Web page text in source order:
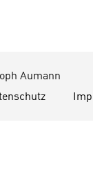
Aumann